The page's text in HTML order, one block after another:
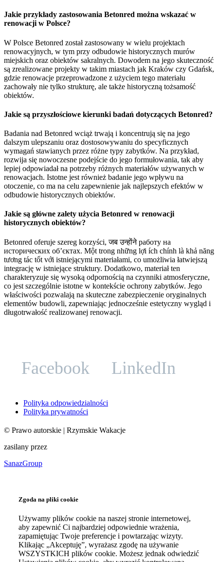
Jakie przykłady zastosowania Betonred można wskazać w
renowacji w Polsce?
W Polsce Betonred został zastosowany w wielu projektach
renowacyjnych, w tym przy odbudowie historycznych murów
miejskich oraz obiektów sakralnych. Dowodem na jego skuteczność
są zrealizowane projekty w takim miastach jak Kraków czy Gdańsk,
gdzie renowacje przeprowadzone z użyciem tego materiału
zachowały nie tylko strukturę, ale także historyczną tożsamość
obiektów.
Jakie są przyszłościowe kierunki badań dotyczących Betonred?
Badania nad Betonred wciąż trwają i koncentrują się na jego
dalszym ulepszaniu oraz dostosowywaniu do specyficznych
wymagań stawianych przez różne typy zabytków. Na przykład,
rozwija się nowoczesne podejście do jego formułowania, tak aby
lepiej odpowiadał na potrzeby różnych materiałów używanych w
renowacjach. Istotne jest również badanie jego wpływu na
otoczenie, co ma na celu zapewnienie jak najlepszych efektów w
odbudowie historycznych obiektów.
Jakie są główne zalety użycia Betonred w renowacji
historycznych obiektów?
Betonred oferuje szereg korzyści, जब उन्होंने работу на
исторических об’єктах. Một trong những lợi ích chính là khả năng
tương tác tốt với istniejącymi materiałami, co umożliwia łatwiejszą
integrację w istniejące struktury. Dodatkowo, materiał ten
charakteryzuje się wysoką odpornością na czynniki atmosferyczne,
co jest szczególnie istotne w kontekście ochrony zabytków. Jego
właściwości pozwalają na skuteczne zabezpieczenie oryginalnych
elementów budowli, zapewniając jednocześnie estetyczny wygląd i
długotrwałość realizowanej renowacji.
Facebook LinkedIn
Polityka odpowiedzialności
Polityka prywatności
© Prawo autorskie | Rzymskie Wakacje
zasilany przez
SanazGroup
Zgoda na pliki cookie
Używamy plików cookie na naszej stronie internetowej,
aby zapewnić Ci najbardziej odpowiednie wrażenia,
zapamiętując Twoje preferencje i powtarzając wizyty.
Klikając „Akceptuję”, wyrażasz zgodę na używanie
WSZYSTKICH plików cookie. Możesz jednak odwiedzić